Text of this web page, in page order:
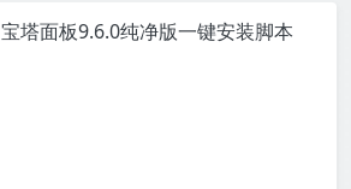
宝塔面板9.6.0纯净版一键安装脚本